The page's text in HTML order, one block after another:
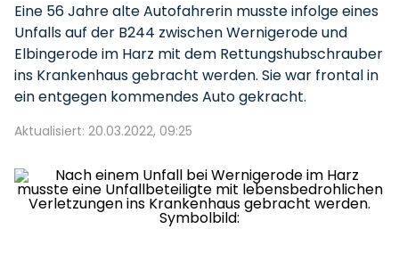
Eine 56 Jahre alte Autofahrerin musste infolge eines
Unfalls auf der B244 zwischen Wernigerode und
Elbingerode im Harz mit dem Rettungshubschrauber
ins Krankenhaus gebracht werden. Sie war frontal in
ein entgegen kommendes Auto gekracht.
Aktualisiert: 20.03.2022, 09:25